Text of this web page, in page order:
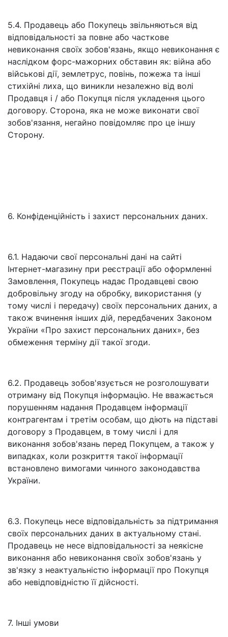
5.4. Продавець або Покупець звільняються від
відповідальності за повне або часткове
невиконання своїх зобов'язань, якщо невиконання є
наслідком форс-мажорних обставин як: війна або
військові дії, землетрус, повінь, пожежа та інші
стихійні лиха, що виникли незалежно від волі
Продавця і / або Покупця після укладення цього
договору. Сторона, яка не може виконати свої
зобов'язання, негайно повідомляє про це іншу
Сторону.
6. Конфіденційність і захист персональних даних.
6.1. Надаючи свої персональні дані на сайті
Інтернет-магазину при реєстрації або оформленні
Замовлення, Покупець надає Продавцеві свою
добровільну згоду на обробку, використання (у
тому числі і передачу) своїх персональних даних, а
також вчинення інших дій, передбачених Законом
України «Про захист персональних даних», без
обмеження терміну дії такої згоди.
6.2. Продавець зобов'язується не розголошувати
отриману від Покупця інформацію. Не вважається
порушенням надання Продавцем інформації
контрагентам і третім особам, що діють на підставі
договору з Продавцем, в тому числі і для
виконання зобов'язань перед Покупцем, а також у
випадках, коли розкриття такої інформації
встановлено вимогами чинного законодавства
України.
6.3. Покупець несе відповідальність за підтримання
своїх персональних даних в актуальному стані.
Продавець не несе відповідальності за неякісне
виконання або невиконання своїх зобов'язань у
зв'язку з неактуальністю інформації про Покупця
або невідповідністю її дійсності.
7. Інші умови